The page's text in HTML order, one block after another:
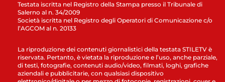
Testata iscritta nel Registro della Stampa presso il Tribunale di
Salerno al n. 34/2009
Società iscritta nel Registro degli Operatori di Comunicazione c/o
l’AGCOM al n. 20133
La riproduzione dei contenuti giornalistici della testata STILETV è
riservata. Pertanto, è vietata la riproduzione e l’uso, anche parziale,
di testi, fotografie, contenuti audio/video, filmati, loghi, grafiche
aziendali e pubblicitarie, con qualsiasi dispositivo